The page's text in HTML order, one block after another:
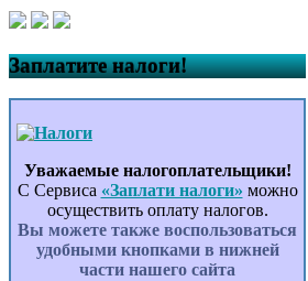
Заплатите налоги!
Уважаемые налогоплательщики!
С Сервиса «Заплати налоги» можно
осуществить оплату налогов.
Вы можете также воспользоваться
удобными кнопками в нижней
части нашего сайта